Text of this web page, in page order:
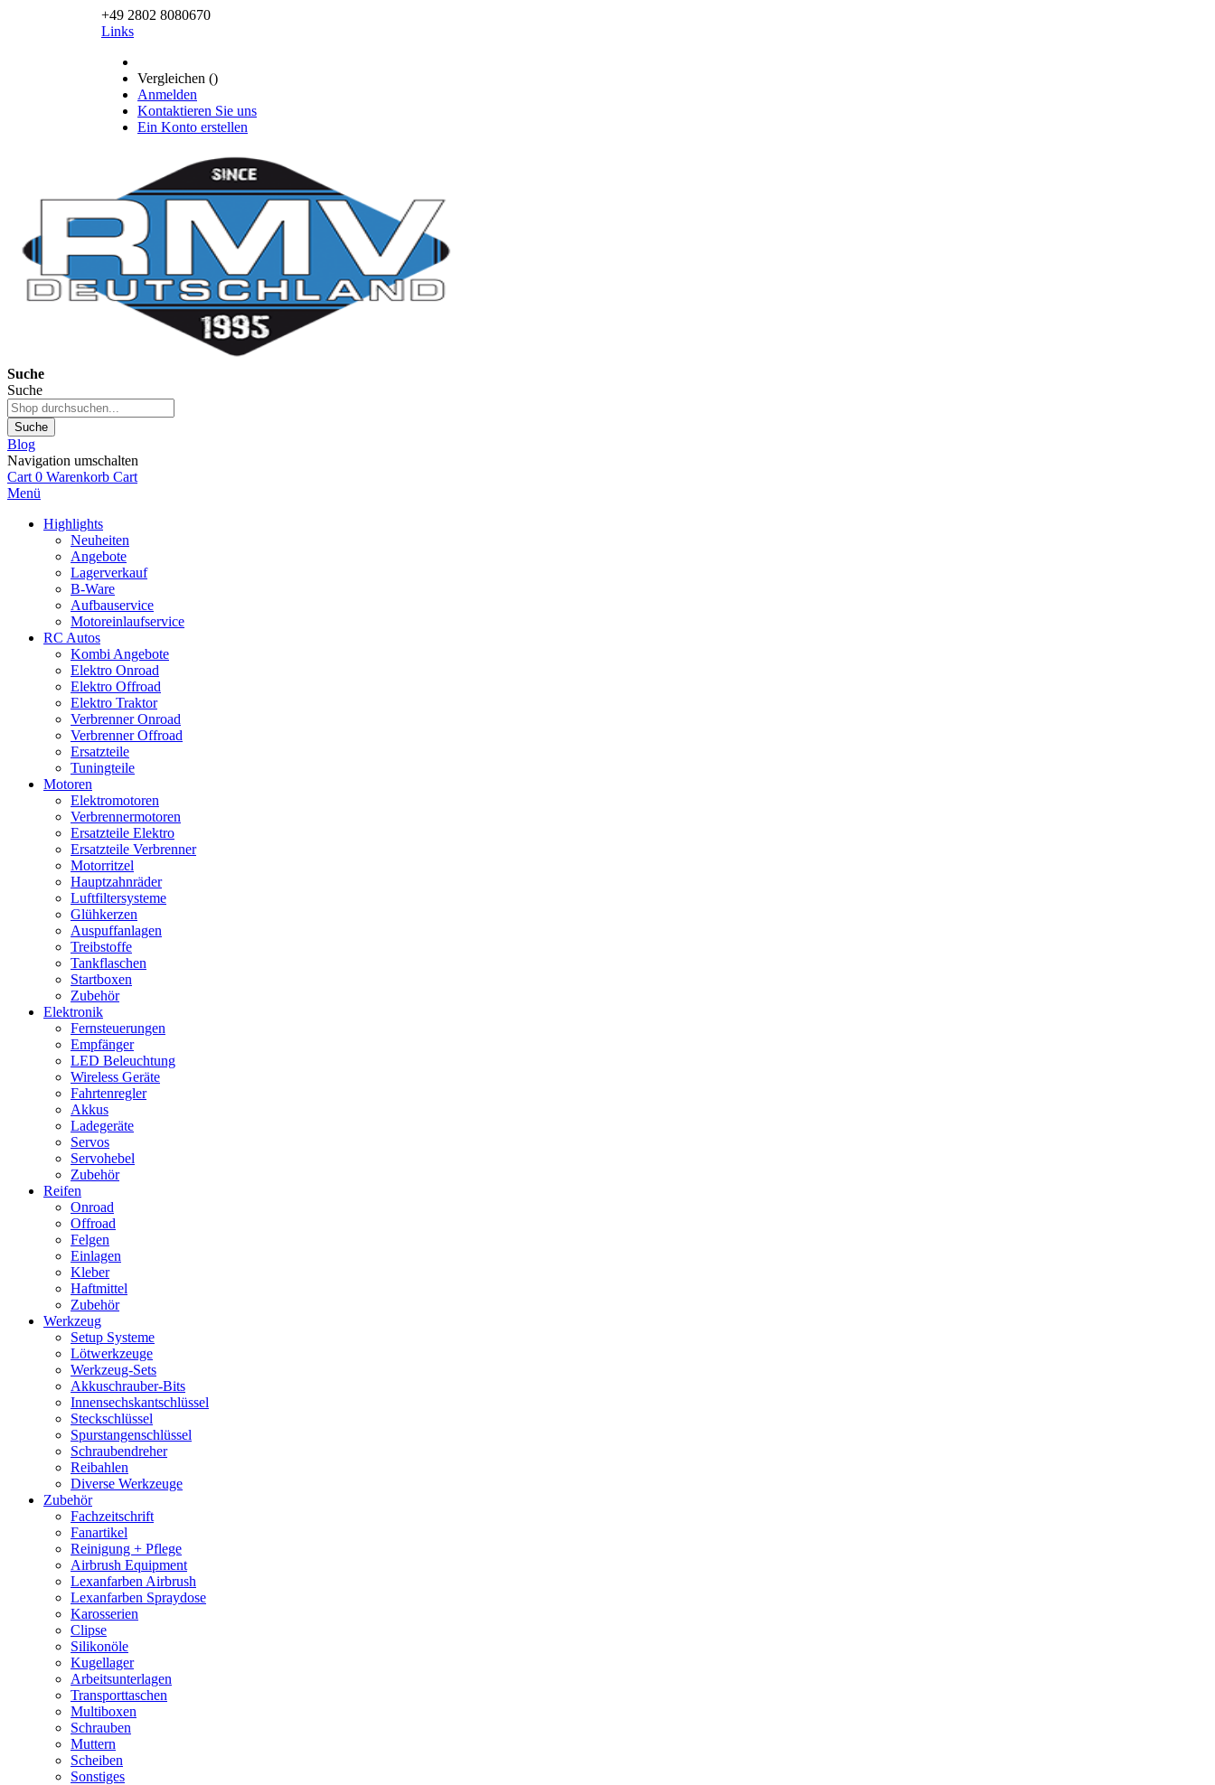
+49 2802 8080670
Links
Vergleichen ()
Anmelden
Kontaktieren Sie uns
Ein Konto erstellen
Suche
Suche
Suche
Blog
Navigation umschalten
Cart 0 Warenkorb Cart
Menü
Highlights
Neuheiten
Angebote
Lagerverkauf
B-Ware
Aufbauservice
Motoreinlaufservice
RC Autos
Kombi Angebote
Elektro Onroad
Elektro Offroad
Elektro Traktor
Verbrenner Onroad
Verbrenner Offroad
Ersatzteile
Tuningteile
Motoren
Elektromotoren
Verbrennermotoren
Ersatzteile Elektro
Ersatzteile Verbrenner
Motorritzel
Hauptzahnräder
Luftfiltersysteme
Glühkerzen
Auspuffanlagen
Treibstoffe
Tankflaschen
Startboxen
Zubehör
Elektronik
Fernsteuerungen
Empfänger
LED Beleuchtung
Wireless Geräte
Fahrtenregler
Akkus
Ladegeräte
Servos
Servohebel
Zubehör
Reifen
Onroad
Offroad
Felgen
Einlagen
Kleber
Haftmittel
Zubehör
Werkzeug
Setup Systeme
Lötwerkzeuge
Werkzeug-Sets
Akkuschrauber-Bits
Innensechskantschlüssel
Steckschlüssel
Spurstangenschlüssel
Schraubendreher
Reibahlen
Diverse Werkzeuge
Zubehör
Fachzeitschrift
Fanartikel
Reinigung + Pflege
Airbrush Equipment
Lexanfarben Airbrush
Lexanfarben Spraydose
Karosserien
Clipse
Silikonöle
Kugellager
Arbeitsunterlagen
Transporttaschen
Multiboxen
Schrauben
Muttern
Scheiben
Sonstiges